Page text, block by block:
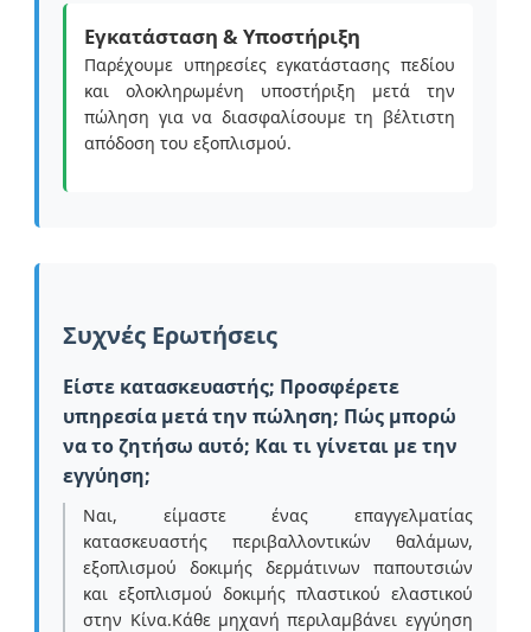
Εγκατάσταση & Υποστήριξη
Παρέχουμε υπηρεσίες εγκατάστασης πεδίου
και ολοκληρωμένη υποστήριξη μετά την
πώληση για να διασφαλίσουμε τη βέλτιστη
απόδοση του εξοπλισμού.
Συχνές Ερωτήσεις
Είστε κατασκευαστής; Προσφέρετε
υπηρεσία μετά την πώληση; Πώς μπορώ
να το ζητήσω αυτό; Και τι γίνεται με την
εγγύηση;
Ναι, είμαστε ένας επαγγελματίας
κατασκευαστής περιβαλλοντικών θαλάμων,
εξοπλισμού δοκιμής δερμάτινων παπουτσιών
και εξοπλισμού δοκιμής πλαστικού ελαστικού
στην Κίνα.Κάθε μηχανή περιλαμβάνει εγγύηση